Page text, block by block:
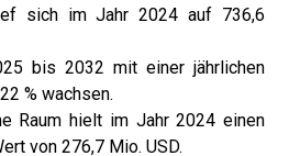
sich im Jahr 2024 auf 736,6
bis 2032 mit einer jährlichen
% wachsen.
Raum hielt im Jahr 2024 einen
von 276,7 Mio. USD.